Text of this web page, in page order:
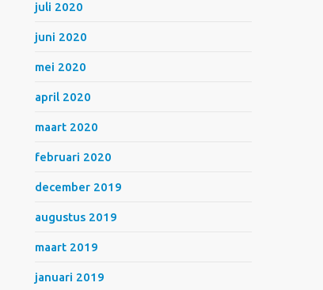
juli 2020
juni 2020
mei 2020
april 2020
maart 2020
februari 2020
december 2019
augustus 2019
maart 2019
januari 2019